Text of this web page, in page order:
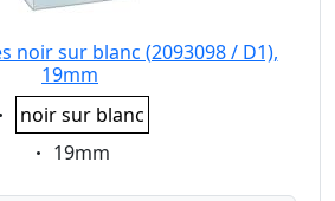
noir sur blanc (2093098 / D1),
19mm
Eigenschaft:
noir sur blanc
Eigenschaft:
19mm